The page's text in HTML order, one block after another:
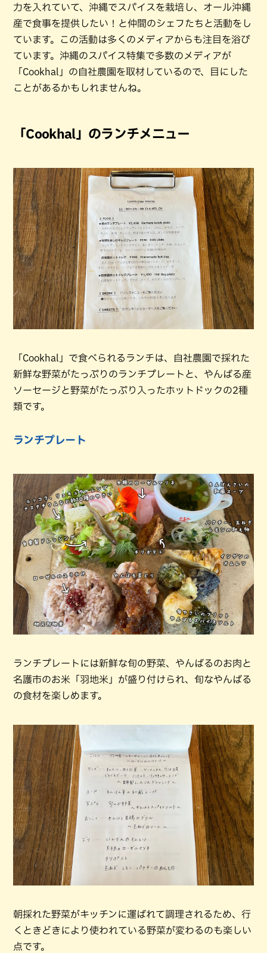
力を入れていて、沖縄でスパイスを栽培し、オール沖縄
産で食事を提供したい！と仲間のシェフたちと活動をし
ています。この活動は多くのメディアからも注目を浴び
ています。沖縄のスパイス特集で多数のメディアが
「Cookhal」の自社農園を取材しているので、目にした
ことがあるかもしれませんね。
「Cookhal」のランチメニュー
「Cookhal」で食べられるランチは、自社農園で採れた
新鮮な野菜がたっぷりのランチプレートと、やんばる産
ソーセージと野菜がたっぷり入ったホットドックの2種
類です。
ランチプレート
ランチプレートには新鮮な旬の野菜、やんばるのお肉と
名護市のお米「羽地米」が盛り付けられ、旬なやんばる
の食材を楽しめます。
朝採れた野菜がキッチンに運ばれて調理されるため、行
くときどきにより使われている野菜が変わるのも楽しい
点です。